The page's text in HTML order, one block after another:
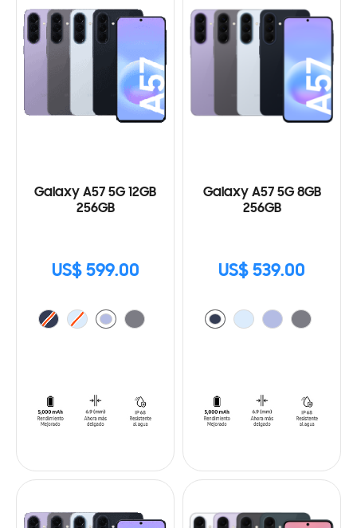
Galaxy A57 5G 12GB
256GB
US$ 599.00
Galaxy A57 5G 8GB
256GB
US$ 539.00